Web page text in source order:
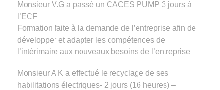
Monsieur V.G a passé un CACES PUMP 3 jours à
l’ECF
Formation faite à la demande de l’entreprise afin de
développer et adapter les compétences de
l’intérimaire aux nouveaux besoins de l’entreprise
Monsieur A K a effectué le recyclage de ses
habilitations électriques- 2 jours (16 heures) –